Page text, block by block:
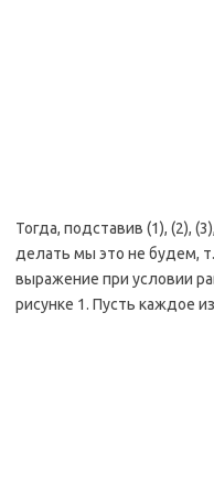
Тогда, подставив (1), (2),
делать мы это не будем,
выражение при условии
рисунке 1. Пусть каждое